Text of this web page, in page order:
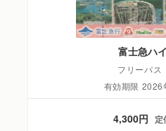
富士急ハ
フリーパス
有効期限 2026
4,300円 定